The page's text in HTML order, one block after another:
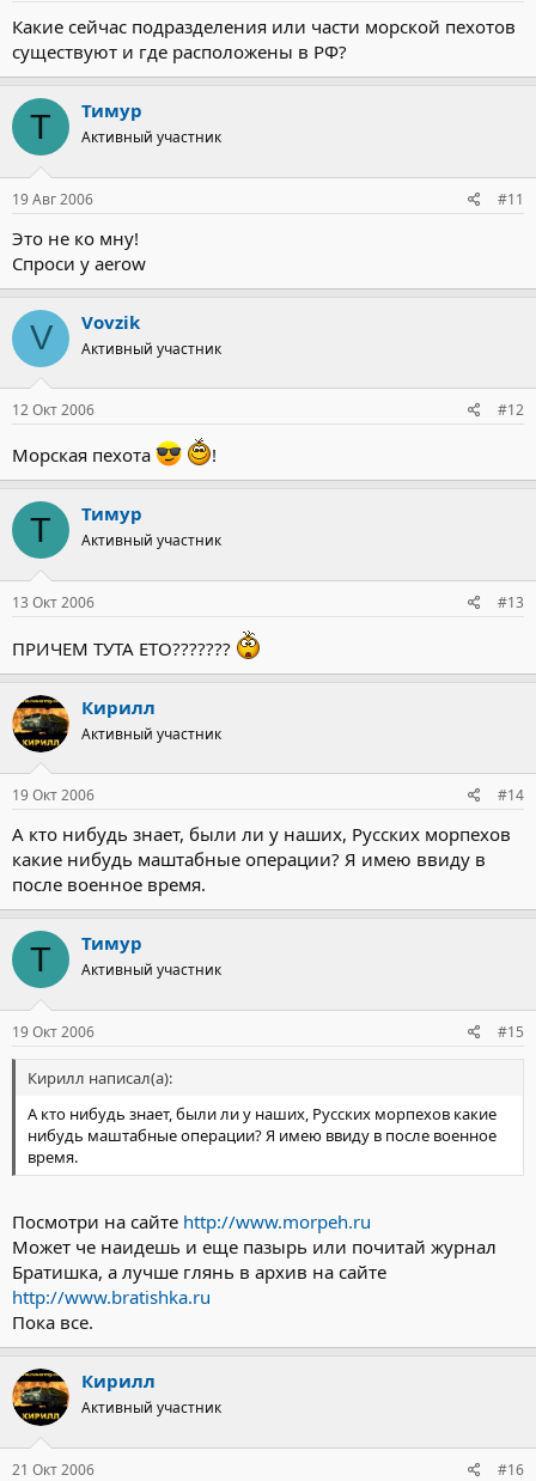
Какие сейчас подразделения или части морской пехотов
существуют и где расположены в РФ?
Т Тимур
Активный участник
19 Авг 2006 #11
Это не ко мну!
Спроси у aerow
V Vovzik
Активный участник
12 Окт 2006 #12
Морская пехота !
Т Тимур
Активный участник
13 Окт 2006 #13
ПРИЧЕМ ТУТА ЕТО???????
Кирилл
Активный участник
19 Окт 2006 #14
А кто нибудь знает, были ли у наших, Русских морпехов
какие нибудь маштабные операции? Я имею ввиду в
после военное время.
Т Тимур
Активный участник
19 Окт 2006 #15
Кирилл написал(а):
А кто нибудь знает, были ли у наших, Русских морпехов какие
нибудь маштабные операции? Я имею ввиду в после военное
время.
Посмотри на сайте http://www.morpeh.ru
Может че наидешь и еще пазырь или почитай журнал
Братишка, а лучше глянь в архив на сайте
http://www.bratishka.ru
Пока все.
Кирилл
Активный участник
21 Окт 2006 #16